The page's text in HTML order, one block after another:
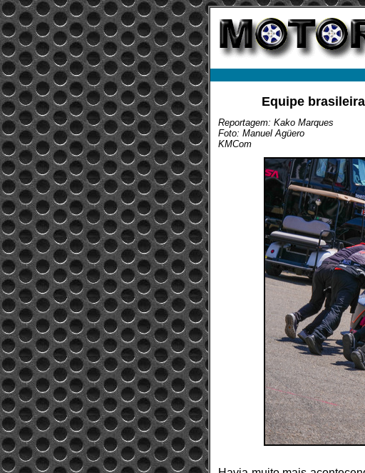
Equipe
Reportagem: Kako Marques
Foto: Manuel Agüero
KMCom